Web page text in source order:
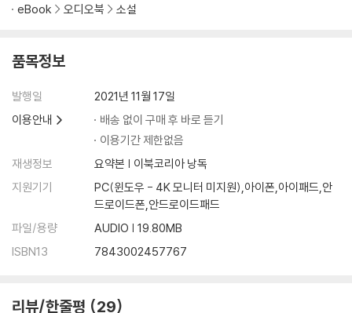
eBook 오디오북 소설
품목정보
발행일
2021년 11월 17일
이용안내
배송 없이 구매 후 바로 듣기
이용기간 제한없음
재생정보
요약본 | 이북코리아 낭독
지원기기
PC(윈도우 - 4K 모니터 미지원),아이폰,아이패드,안
드로이드폰,안드로이드패드
파일/용량
AUDIO | 19.80MB
ISBN13
7843002457767
리뷰/한줄평 29